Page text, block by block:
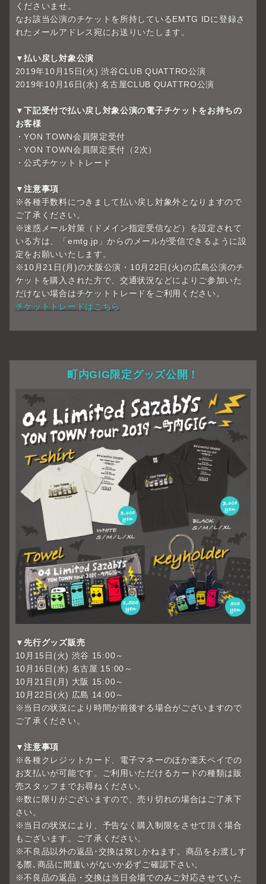
くださいませ。
なお該当公演のチケットを所持しているEMTG IDに登録さ
れたメールアドレス宛にお送りいたします。
▼払い戻し対象公演
2019年10月15日(火) 渋谷CLUB QUATTRO公演
2019年10月16日(水) 名古屋CLUB QUATTRO公演
▼下記受付で払い戻し対象公演の電子チケットをお持ちの
お客様
・YON TOWN会員限定受付
・YON TOWN会員限定受付（2次）
・公式チケットトレード
▼注意事項
※各種手数料につきまして払い戻し対象外となりますので
ご了承ください。
※迷惑メール対策（ドメイン指定受信など）を設定されて
いる方は、「emtg.jp」からのメールが受信できるように設
定をお願いいたします。
※10月21日(月)の大阪公演・10月22日(火)の広島公演のチ
ケットを購入された方で、交通状況などによりご参加いた
だけない場合はチケットトレードをご利用ください。
チケットトレードはこちら
町内GIG限定グッズ公開！
▼先行グッズ販売
10月15日(火) 渋谷 15:00～
10月16日(水) 名古屋 15:00～
10月21日(月) 大阪 15:00～
10月22日(火) 広島 14:00～
※当日の状況により時間が前後する場合がございますので
ご了承ください。
▼注意事項
※各種クレジットカード、電子マネーのほか楽天ペイでの
お支払いが可能です。ご利用いただけるカードの種類は販
売スタッフまでお尋ねください。
※数に限りがございますので、売り切れの場合はご了承下
さい。
※当日の状況により、予告なく購入制限をさせて頂く場合
もございます。ご了承ください。
※不良品以外の返品･交換は致しかねます。商品をお渡しす
る際､商品に間違いがないか必ずご確認下さい。
※不良品の返品・交換は当日会場でのみご対応させていた